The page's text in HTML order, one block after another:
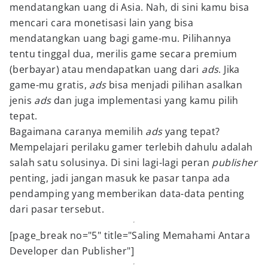
mendatangkan uang di Asia. Nah, di sini kamu bisa
mencari cara monetisasi lain yang bisa
mendatangkan uang bagi game-mu. Pilihannya
tentu tinggal dua, merilis game secara premium
(berbayar) atau mendapatkan uang dari ads. Jika
game-mu gratis, adsbisa menjadi pilihan asalkan
jenis adsdan juga implementasi yang kamu pilih
tepat.
Bagaimana caranya memilih adsyang tepat?
Mempelajari perilaku gamer terlebih dahulu adalah
salah satu solusinya. Di sini lagi-lagi peran publisher
penting, jadi jangan masuk ke pasar tanpa ada
pendamping yang memberikan data-data penting
dari pasar tersebut.
[page_break no="5" title="Saling Memahami Antara
Developer dan Publisher"]